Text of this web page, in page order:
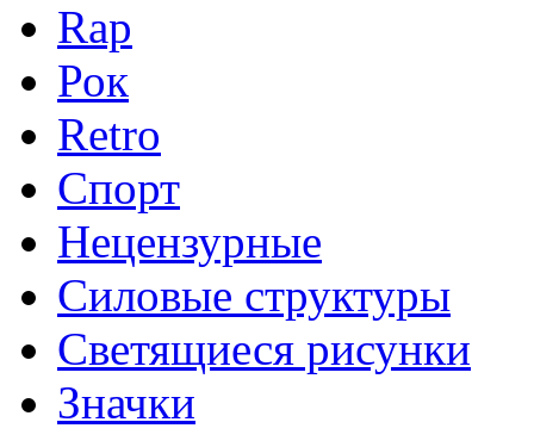
Rap
Рок
Retro
Спорт
Нецензурные
Силовые структуры
Светящиеся рисунки
Значки